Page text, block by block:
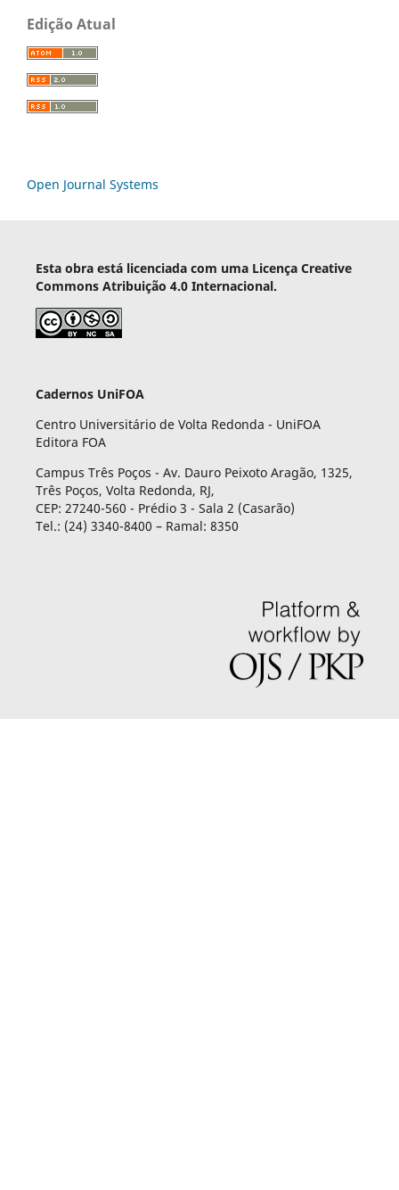
Edição Atual
Open Journal Systems
Esta obra está licenciada com uma Licença Creative
Commons Atribuição 4.0 Internacional.
Cadernos UniFOA
Centro Universitário de Volta Redonda - UniFOA
Editora FOA
Campus Três Poços - Av. Dauro Peixoto Aragão, 1325,
Três Poços, Volta Redonda, RJ,
CEP: 27240-560 - Prédio 3 - Sala 2 (Casarão)
Tel.: (24) 3340-8400 – Ramal: 8350